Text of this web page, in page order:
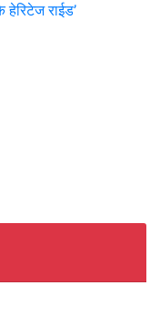
राईड’